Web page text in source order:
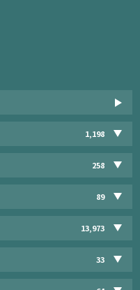
1,198
258
89
13,973
33